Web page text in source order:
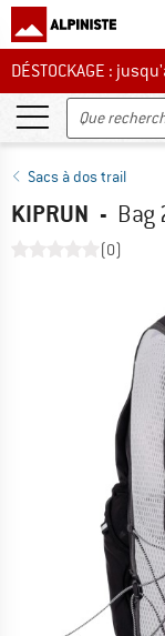
DÉSTOCKAGE : jusqu'à
DÉSTOCKAGE :
Sacs à dos trail
KIPRUN - Bag
(0)